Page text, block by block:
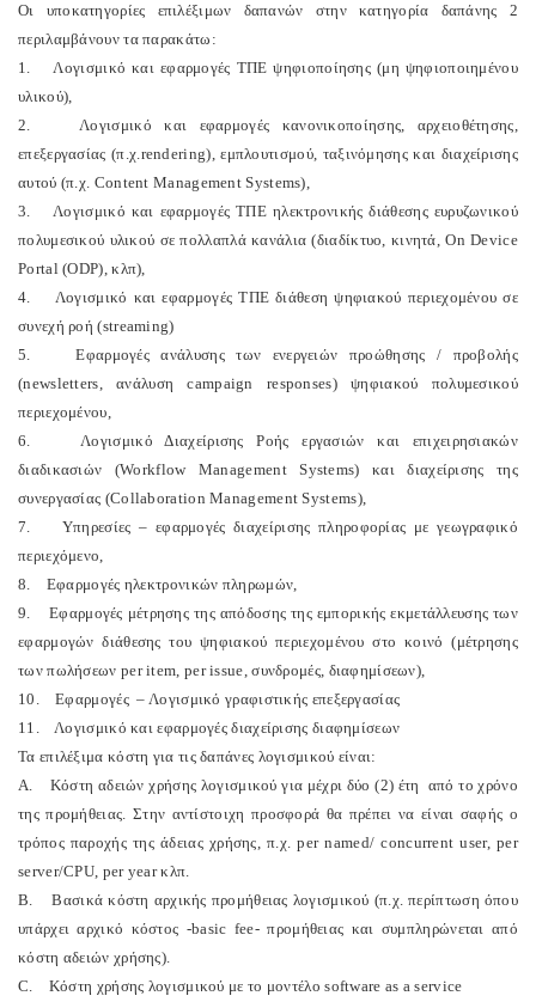
Οι υποκατηγορίες επιλέξιμων δαπανών στην κατηγορία δαπάνης 2
περιλαμβάνουν τα παρακάτω:
1. Λογισμικό και εφαρμογές ΤΠΕ ψηφιοποίησης (μη ψηφιοποιημένου
υλικού),
2. Λογισμικό και εφαρμογές κανονικοποίησης, αρχειοθέτησης,
επεξεργασίας (π.χ.rendering), εμπλουτισμού, ταξινόμησης και διαχείρισης
αυτού (π.χ. Content Management Systems),
3. Λογισμικό και εφαρμογές ΤΠΕ ηλεκτρονικής διάθεσης ευρυζωνικού
πολυμεσικού υλικού σε πολλαπλά κανάλια (διαδίκτυο, κινητά, On Device
Portal (ODP), κλπ),
4. Λογισμικό και εφαρμογές ΤΠΕ διάθεση ψηφιακού περιεχομένου σε
συνεχή ροή (streaming)
5. Εφαρμογές ανάλυσης των ενεργειών προώθησης / προβολής
(newsletters, ανάλυση campaign responses) ψηφιακού πολυμεσικού
περιεχομένου,
6. Λογισμικό Διαχείρισης Ροής εργασιών και επιχειρησιακών
διαδικασιών (Workflow Management Systems) και διαχείρισης της
συνεργασίας (Collaboration Management Systems),
7. Υπηρεσίες – εφαρμογές διαχείρισης πληροφορίας με γεωγραφικό
περιεχόμενο,
8. Εφαρμογές ηλεκτρονικών πληρωμών,
9. Εφαρμογές μέτρησης της απόδοσης της εμπορικής εκμετάλλευσης των
εφαρμογών διάθεσης του ψηφιακού περιεχομένου στο κοινό (μέτρησης
των πωλήσεων per item, per issue, συνδρομές, διαφημίσεων),
10. Εφαρμογές – Λογισμικό γραφιστικής επεξεργασίας
11. Λογισμικό και εφαρμογές διαχείρισης διαφημίσεων
Τα επιλέξιμα κόστη για τις δαπάνες λογισμικού είναι:
A. Κόστη αδειών χρήσης λογισμικού για μέχρι δύο (2) έτη από το χρόνο
της προμήθειας. Στην αντίστοιχη προσφορά θα πρέπει να είναι σαφής ο
τρόπος παροχής της άδειας χρήσης, π.χ. per named/ concurrent user, per
server/CPU, per year κλπ.
B. Βασικά κόστη αρχικής προμήθειας λογισμικού (π.χ. περίπτωση όπου
υπάρχει αρχικό κόστος -basic fee- προμήθειας και συμπληρώνεται από
κόστη αδειών χρήσης).
C. Κόστη χρήσης λογισμικού με το μοντέλο software as a service